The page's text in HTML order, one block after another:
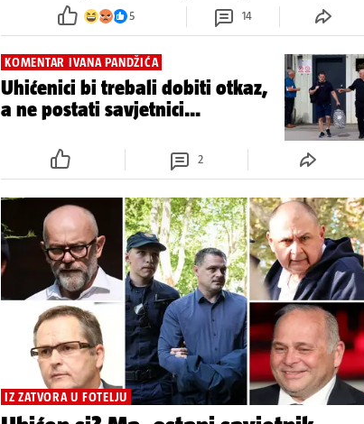
5 14
KOMENTAR IVANA PANDŽIĆA
Uhićenici bi trebali dobiti otkaz,
a ne postati savjetnici...
2
IZ ZATVORA U FOTELJU